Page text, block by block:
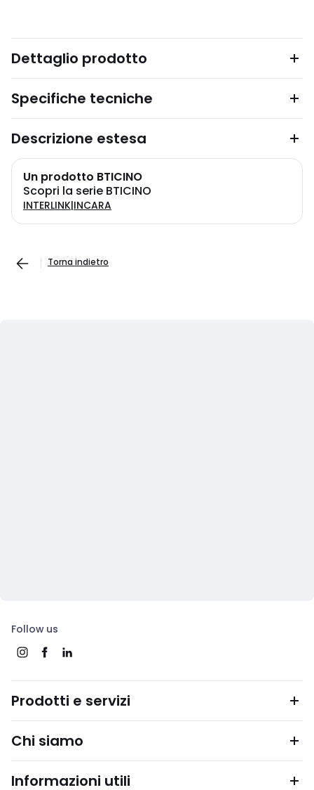
Dettaglio prodotto
Specifiche tecniche
Descrizione estesa
Un prodotto BTICINO
Scopri la serie BTICINO
INTERLINK|INCARA
Torna indietro
Follow us
Prodotti e servizi
Chi siamo
Informazioni utili